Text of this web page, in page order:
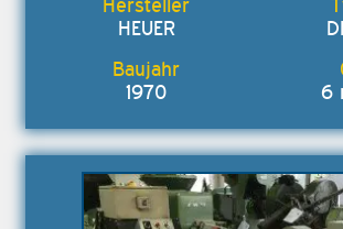
HEUER
1970 6